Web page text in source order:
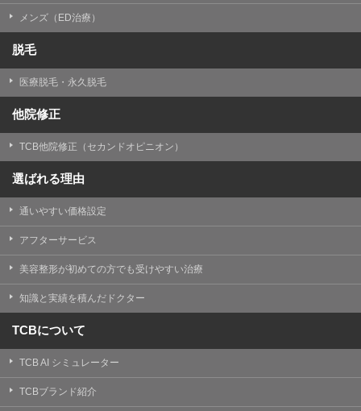
メンズ（ED治療）
脱毛
医療脱毛・永久脱毛
他院修正
TCB他院修正（セカンドオピニオン）
選ばれる理由
通いやすい価格設定
アフターサービス
美容整形が初めての方でも受けやすい治療
知識と実績を積んだドクター
TCBについて
TCB AI シミュレーター
TCBブランド紹介